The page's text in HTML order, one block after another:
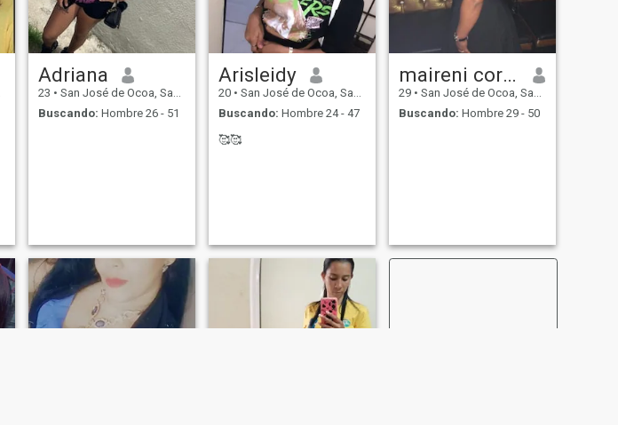
Adriana
23 • San José de Ocoa, San José de Ocoa, Rep. Dominicana
Buscando: Hombre 26 - 51
Arisleidy
20 • San José de Ocoa, San José de Ocoa, Rep. Dominicana
Buscando: Hombre 24 - 47
🥰🥰
maireni cordero
29 • San José de Ocoa, San José de Ocoa, Rep. Dominicana
Buscando: Hombre 29 - 50